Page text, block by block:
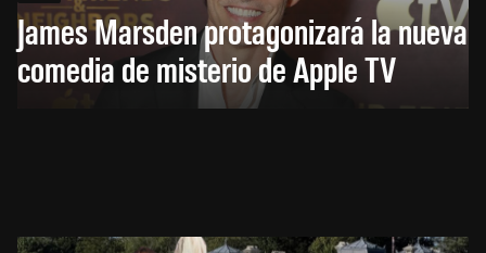
James Marsden protagonizará la nueva
comedia de misterio de Apple TV